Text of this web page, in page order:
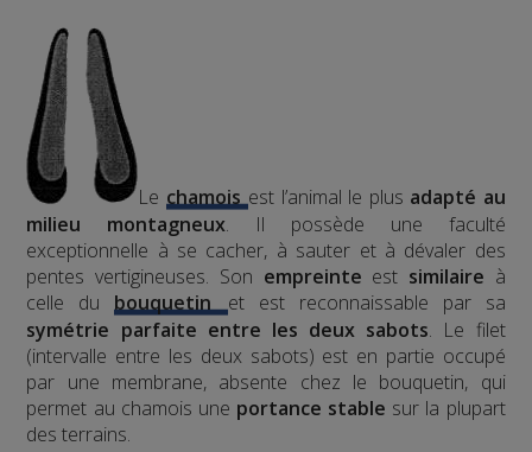
Le chamois est l’animal le plus adapté au
milieu montagneux. Il possède une faculté
exceptionnelle à se cacher, à sauter et à dévaler des
pentes vertigineuses. Son empreinte est similaire à
celle dubouquetin et est reconnaissable par sa
symétrie parfaite entre les deux sabots. Le filet
(intervalle entre les deux sabots) est en partie occupé
par une membrane, absente chez le bouquetin, qui
permet au chamois une portance stable sur la plupart
des terrains.